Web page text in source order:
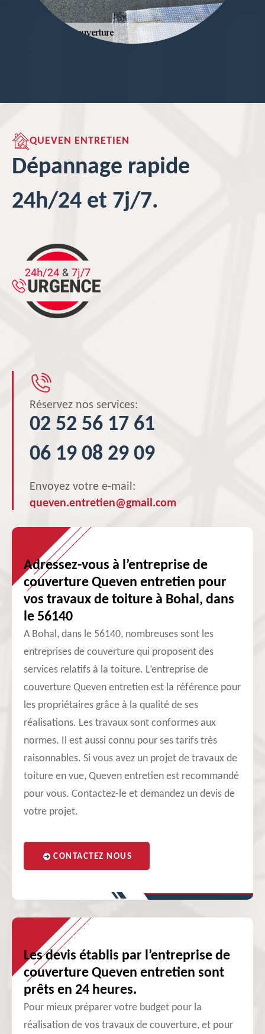
QUEVEN ENTRETIEN
Dépannage rapide
24h/24 et 7j/7.
Réservez nos services:
02 52 56 17 61
06 19 08 29 09
Envoyez votre e-mail:
queven.entretien@gmail.com
Adressez-vous à l’entreprise de
couverture Queven entretien pour
vos travaux de toiture à Bohal, dans
le 56140
A Bohal, dans le 56140, nombreuses sont les
entreprises de couverture qui proposent des
services relatifs à la toiture. L’entreprise de
couverture Queven entretien est la référence pour
les propriétaires grâce à la qualité de ses
réalisations. Les travaux sont conformes aux
normes. Il est aussi connu pour ses tarifs très
raisonnables. Si vous avez un projet de travaux de
toiture en vue, Queven entretien est recommandé
pour vous. Contactez-le et demandez un devis de
votre projet.
CONTACTEZ NOUS
Les devis établis par l’entreprise de
couverture Queven entretien sont
prêts en 24 heures.
Pour mieux préparer votre budget pour la
réalisation de vos travaux de couverture, et pour